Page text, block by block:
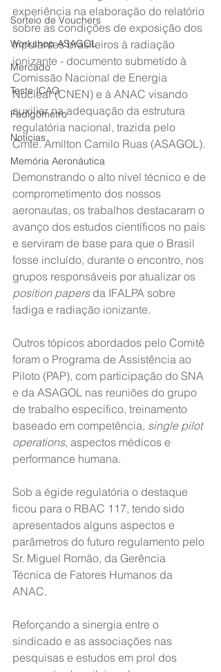
Sorteio de Vouchers
Workshop ASAGOL
Mercado
Teste ICAO
Fadigômetro
Notícias
Memória Aeronáutica
experiência na elaboração do relatório
sobre as condições de exposição dos
tripulantes brasileiros à radiação
ionizante - documento submetido à
Comissão Nacional de Energia
Nuclear (CNEN) e à ANAC visando
auxiliar na adequação da estrutura
regulatória nacional, trazida pelo
Cmte. Amílton Camilo Ruas (ASAGOL).
Demonstrando o alto nível técnico e de
comprometimento dos nossos
aeronautas, os trabalhos destacaram o
avanço dos estudos científicos no país
e serviram de base para que o Brasil
fosse incluído, durante o encontro, nos
grupos responsáveis por atualizar os
position papers da IFALPA sobre
fadiga e radiação ionizante.
Outros tópicos abordados pelo Comitê
foram o Programa de Assistência ao
Piloto (PAP), com participação do SNA
e da ASAGOL nas reuniões do grupo
de trabalho específico, treinamento
baseado em competência, single pilot
operations, aspectos médicos e
performance humana.
Sob a égide regulatória o destaque
ficou para o RBAC 117, tendo sido
apresentados alguns aspectos e
parâmetros do futuro regulamento pelo
Sr. Miguel Romão, da Gerência
Técnica de Fatores Humanos da
ANAC.
Reforçando a sinergia entre o
sindicado e as associações nas
pesquisas e estudos em prol dos